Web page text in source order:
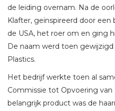
de leiding overnam. Na de
Klafter, geïnspireerd door
de USA, het roer om en ging
De naam werd toen
Plastics.
Het bedrijf werkte toen al
Commissie tot Opvoering
belangrijk product was de